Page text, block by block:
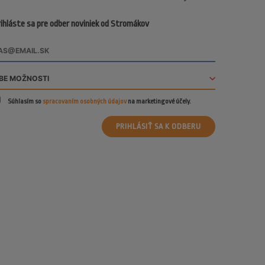
sa pre odber noviniek od Stromákov
Súhlasím so spracovaním osobných údajovna marketingové účely.
PRIHLÁSIŤ SA K ODBERU